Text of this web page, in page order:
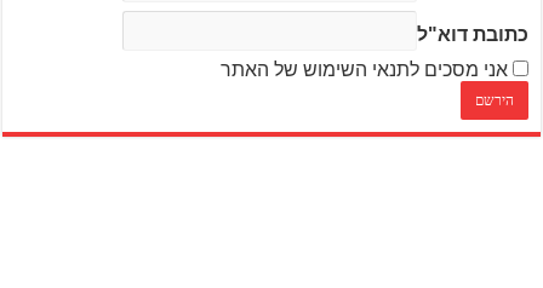
כתובת דוא"ל
אני מסכים לתנאי השימוש של האתר